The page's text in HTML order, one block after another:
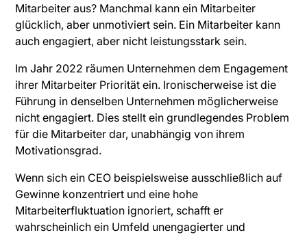
Mitarbeiter aus? Manchmal kann ein Mitarbeiter
glücklich, aber unmotiviert sein. Ein Mitarbeiter kann
auch engagiert, aber nicht leistungsstark sein.
Im Jahr 2022 räumen Unternehmen dem Engagement
ihrer Mitarbeiter Priorität ein. Ironischerweise ist die
Führung in denselben Unternehmen möglicherweise
nicht engagiert. Dies stellt ein grundlegendes Problem
für die Mitarbeiter dar, unabhängig von ihrem
Motivationsgrad.
Wenn sich ein CEO beispielsweise ausschließlich auf
Gewinne konzentriert und eine hohe
Mitarbeiterfluktuation ignoriert, schafft er
wahrscheinlich ein Umfeld unengagierter und